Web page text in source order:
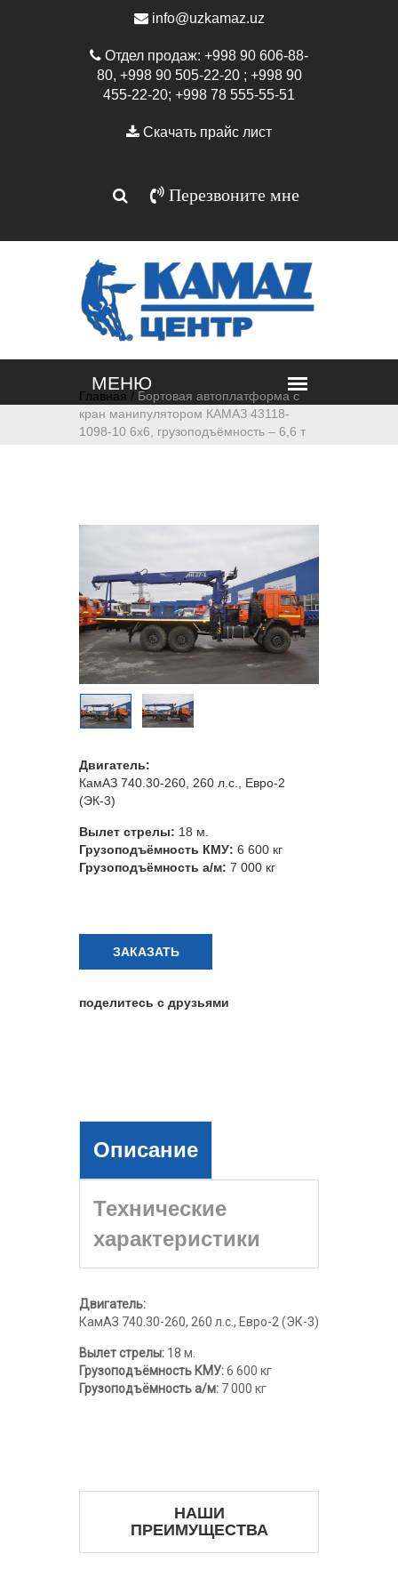
info@uzkamaz.uz
Отдел продаж: +998 90 606-88-
80, +998 90 505-22-20 ; +998 90
455-22-20; +998 78 555-55-51
Скачать прайс лист
Перезвоните мне
Главная / Бортовая автоплатформа с
кран манипулятором КАМАЗ 43118-
1098-10 6х6, грузоподъёмность – 6,6 т
Двигатель:
КамАЗ 740.30-260, 260 л.с., Евро-2
(ЭК-3)
Вылет стрелы: 18 м.
Грузоподъёмность КМУ: 6 600 кг
Грузоподъёмность а/м: 7 000 кг
ЗАКАЗАТЬ
поделитесь с друзьями
Описание
Технические
характеристики
Двигатель:
КамАЗ 740.30-260, 260 л.с., Евро-2 (ЭК-3)
Вылет стрелы: 18 м.
Грузоподъёмность КМУ:6 600 кг
Грузоподъёмность а/м: 7 000 кг
НАШИ
ПРЕИМУЩЕСТВА